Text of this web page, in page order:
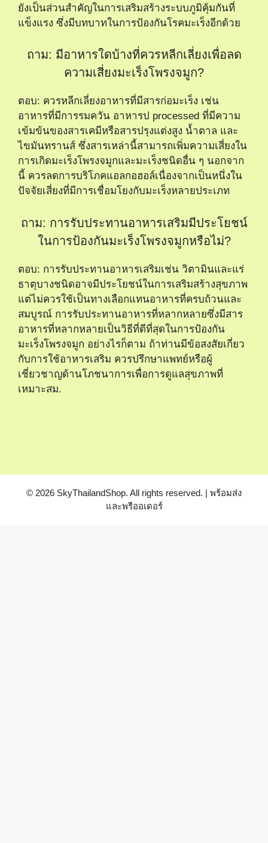
ยังเป็นส่วนสำคัญในการเสริมสร้างระบบภูมิคุ้มกันที่
แข็งแรง ซึ่งมีบทบาทในการป้องกันโรคมะเร็งอีกด้วย
ถาม: มีอาหารใดบ้างที่ควรหลีกเลี่ยงเพื่อลด
ความเสี่ยงมะเร็งโพรงจมูก?
ตอบ: ควรหลีกเลี่ยงอาหารที่มีสารก่อมะเร็ง เช่น
อาหารที่มีการรมควัน อาหารป processed ที่มีความ
เข้มข้นของสารเคมีหรือสารปรุงแต่งสูง น้ำตาล และ
ไขมันทรานส์ ซึ่งสารเหล่านี้สามารถเพิ่มความเสี่ยงใน
การเกิดมะเร็งโพรงจมูกและมะเร็งชนิดอื่น ๆ นอกจาก
นี้ ควรลดการบริโภคแอลกอฮอล์เนื่องจากเป็นหนึ่งใน
ปัจจัยเสี่ยงที่มีการเชื่อมโยงกับมะเร็งหลายประเภท
ถาม: การรับประทานอาหารเสริมมีประโยชน์
ในการป้องกันมะเร็งโพรงจมูกหรือไม่?
ตอบ: การรับประทานอาหารเสริมเช่น วิตามินและแร่
ธาตุบางชนิดอาจมีประโยชน์ในการเสริมสร้างสุขภาพ
แต่ไม่ควรใช้เป็นทางเลือกแทนอาหารที่ครบถ้วนและ
สมบูรณ์ การรับประทานอาหารที่หลากหลายซึ่งมีสาร
อาหารที่หลากหลายเป็นวิธีที่ดีที่สุดในการป้องกัน
มะเร็งโพรงจมูก อย่างไรก็ตาม ถ้าท่านมีข้อสงสัยเกี่ยว
กับการใช้อาหารเสริม ควรปรึกษาแพทย์หรือผู้
เชี่ยวชาญด้านโภชนาการเพื่อการดูแลสุขภาพที่
เหมาะสม.
© 2026 SkyThailandShop. All rights reserved. | พร้อมส่ง
และพรีออเดอร์